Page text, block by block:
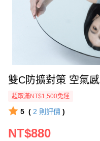
雙C防擴對策 空氣
超取滿NT$1,500免運
5 ( 2 則評價 )
NT$880